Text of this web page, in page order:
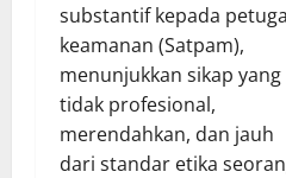
substantif kepada
keamanan (Satpam),
menunjukkan sikap yang
tidak profesional,
merendahkan, dan jauh
dari standar etika